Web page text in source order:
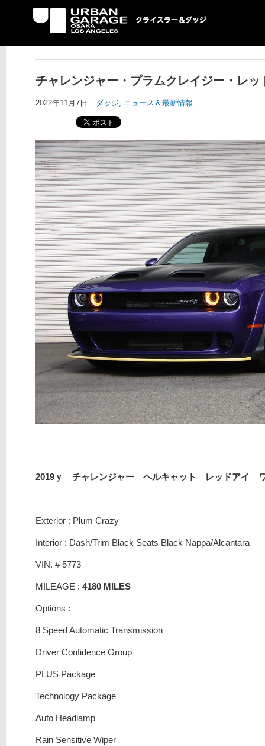
UG クライスラー＆ダ
ッジ専門店
チャレンジャー・プラムクレイジー・レ
2022年11月7日 ダッジ, ニュース＆最新情報
2019ｙ チャレンジャー ヘルキャット レッドアイ
Exterior : Plum Crazy
Interior : Dash/Trim Black Seats Black Nappa/Alcantara
VIN. # 5773
MILEAGE : 4180 MILES
Options :
8 Speed Automatic Transmission
Driver Confidence Group
PLUS Package
Technology Package
Auto Headlamp
Rain Sensitive Wiper